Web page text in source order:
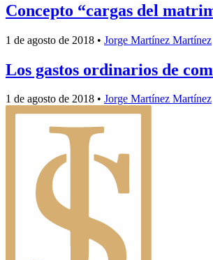
Concepto “cargas del
1 de agosto de 2018 • Jorge Martínez Martínez
Los gastos ordinarios de
1 de agosto de 2018 • Jorge Martínez Martínez